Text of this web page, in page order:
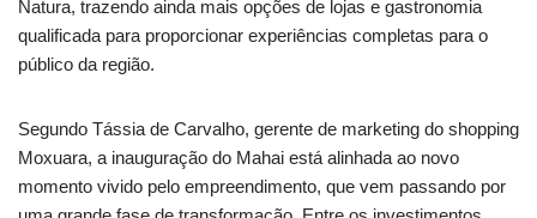
Natura, trazendo ainda mais opções de lojas e gastronomia
qualificada para proporcionar experiências completas para o
público da região.
Segundo Tássia de Carvalho, gerente de marketing do shopping
Moxuara, a inauguração do Mahai está alinhada ao novo
momento vivido pelo empreendimento, que vem passando por